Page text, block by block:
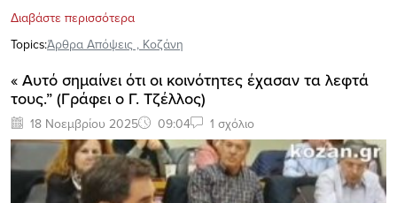
Διαβάστε περισσότερα
Topics:Άρθρα Απόψεις , Κοζάνη
« Αυτό σημαίνει ότι οι κοινότητες έχασαν τα λεφτά
τους.” (Γράφει ο Γ. Τζέλλος)
18 Νοεμβρίου 2025 09:04 1 σχόλιο